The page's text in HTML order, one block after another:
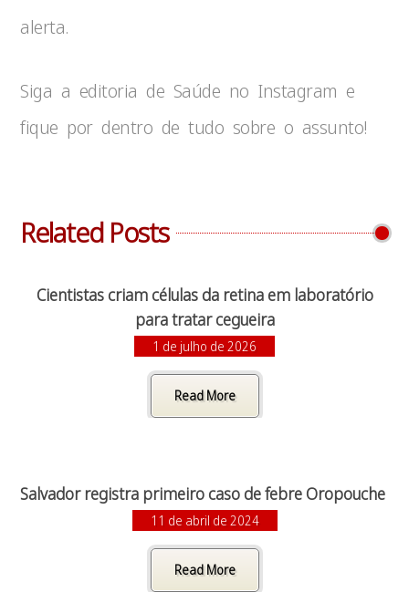
alerta.
Siga a editoria de Saúde no Instagram e
fique por dentro de tudo sobre o assunto!
Related Posts
Cientistas criam células da retina em laboratório
para tratar cegueira
1 de julho de 2026
Read More
Salvador registra primeiro caso de febre Oropouche
11 de abril de 2024
Read More